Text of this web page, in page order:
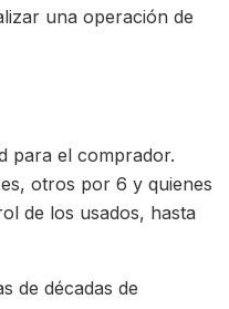
una operación de
para el comprador.
otros por 6 y quienes
de los usados, hasta
de décadas de